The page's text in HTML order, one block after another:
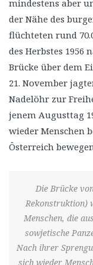
mindestens aber
der Nähe des
flüchteten rund
des Herbstes 1956
Brücke über dem
21. November
Nadelöhr zur
jenem Augusttag
wieder Menschen
Österreich
Die Brücke
Rekonstruktion)
Menschen, die
sowjetische
Nach ihrer
sich wieder